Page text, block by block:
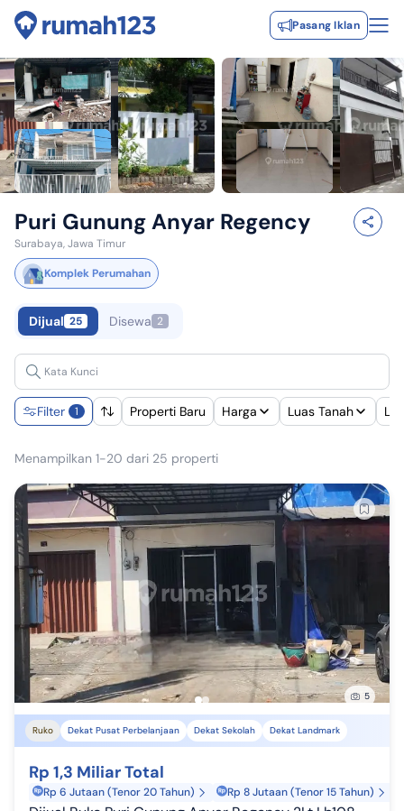
Pasang Iklan
Puri Gunung Anyar Regency
Surabaya, Jawa Timur
Komplek Perumahan
Dijual 25 Disewa 2
Filter 1 Properti Baru Harga Luas Tanah
Menampilkan 1-20 dari 25 properti
5
Ruko Dekat Pusat Perbelanjaan Dekat Sekolah Dekat Landmark
Rp 1,3 Miliar Total
Rp 6 Jutaan (Tenor 20 Tahun) Rp 8 Jutaan (Tenor 15 Tahun)